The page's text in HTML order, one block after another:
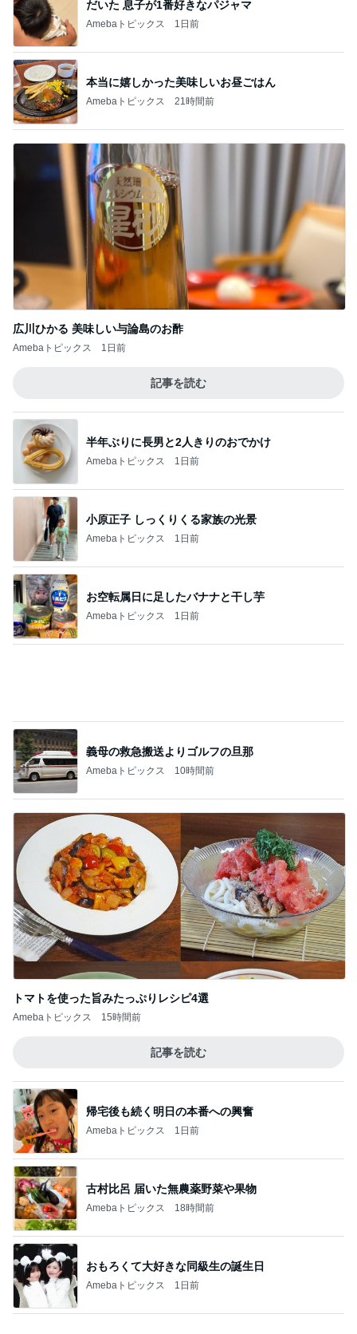
本当に嬉しかった美味しいお昼ごはん
Amebaトピックス 21時間前
広川ひかる 美味しい与論島のお酢
Amebaトピックス 1日前
記事を読む
Amebaトピックス 1日前
小原正子 しっくりくる家族の光景
Amebaトピックス 1日前
お空転属日に足したバナナと干し芋
Amebaトピックス 1日前
トマトを使った旨みたっぷりレシピ4選
Amebaトピックス 15時間前
記事を読む
Amebaトピックス 1日前
古村比呂 届いた無農薬野菜や果物
Amebaトピックス 18時間前
おもろくて大好きな同級生の誕生日
Amebaトピックス 1日前